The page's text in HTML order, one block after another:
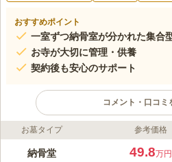
おすすめポイント
一室ずつ納骨室が分かれた集合
お寺が大切に管理・供養
契約後も安心のサポート
コメント・口コミ
ライフドット編集部のコメント
西福寺 のうこつぼは、静岡市葵
お墓タイプ 参考価格
納骨堂 49.8万円